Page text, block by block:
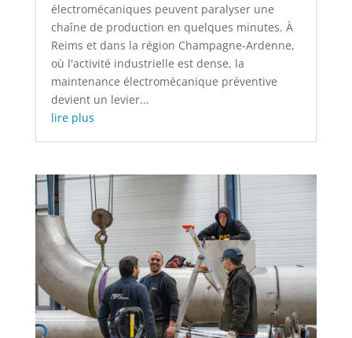
électromécaniques peuvent paralyser une
chaîne de production en quelques minutes. À
Reims et dans la région Champagne-Ardenne,
où l'activité industrielle est dense, la
maintenance électromécanique préventive
devient un levier...
lire plus